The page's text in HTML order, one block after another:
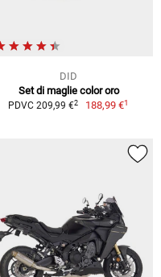
DID
Set di maglie color oro
PDVC 209,99 €2 188,99 €1